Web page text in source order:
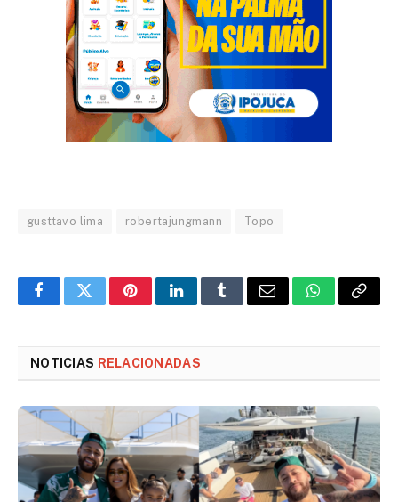
gusttavo lima robertajungmann Topo
FacebookTwitterPinterestLinkedInTumblrEmail WhatsApp
Copy
NOTICIAS RELACIONADAS